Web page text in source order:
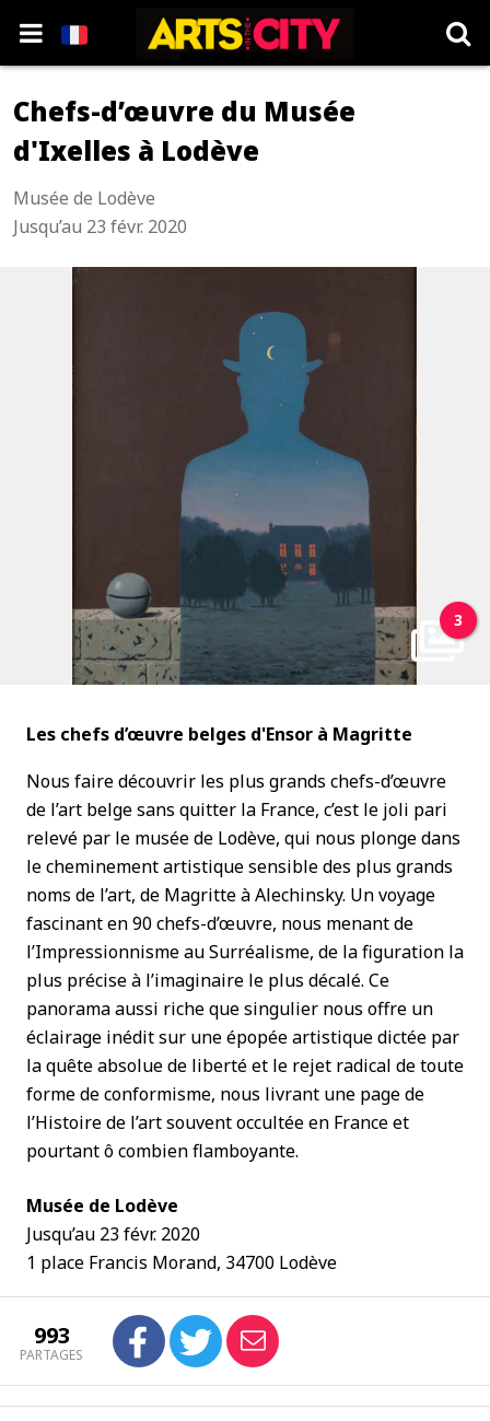
Chefs-d’œuvre du Musée
d'Ixelles à Lodève
Musée de Lodève
Jusqu’au 23 févr. 2020
3
Les chefs d’œuvre belges d'Ensor à Magritte
Nous faire découvrir les plus grands chefs-d’œuvre
de l’art belge sans quitter la France, c’est le joli pari
relevé par le musée de Lodève, qui nous plonge dans
le cheminement artistique sensible des plus grands
noms de l’art, de Magritte à Alechinsky. Un voyage
fascinant en 90 chefs-d’œuvre, nous menant de
l’Impressionnisme au Surréalisme, de la figuration la
plus précise à l’imaginaire le plus décalé. Ce
panorama aussi riche que singulier nous offre un
éclairage inédit sur une épopée artistique dictée par
la quête absolue de liberté et le rejet radical de toute
forme de conformisme, nous livrant une page de
l’Histoire de l’art souvent occultée en France et
pourtant ô combien flamboyante.
Musée de Lodève
Jusqu’au 23 févr. 2020
1 place Francis Morand, 34700 Lodève
993
PARTAGES